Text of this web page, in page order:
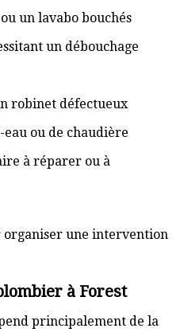
un lavabo bouchés
un débouchage
robinet défectueux
ou de chaudière
à réparer ou à
une intervention
à Forest
principalement de la